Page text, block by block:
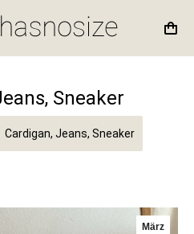
Sneaker
Cardigan, Jeans, Sneaker
März